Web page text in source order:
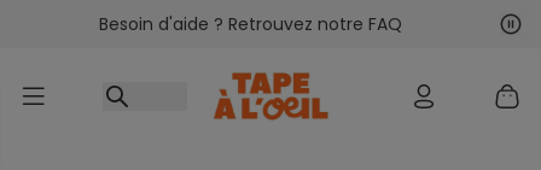
Accéder au contenu
Besoin d'aide ? Retrouvez notre FAQ